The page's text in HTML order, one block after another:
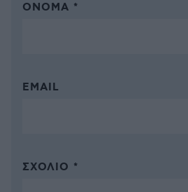
ΌΝΟΜΑ *
EMAIL
ΣΧΌΛΙΟ *